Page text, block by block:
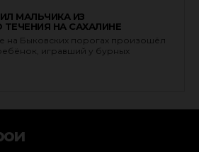
МАЛЬЧИКА ИЗ
НА САХАЛИНЕ
на Быковских порогах произошёл
игравший у бурных